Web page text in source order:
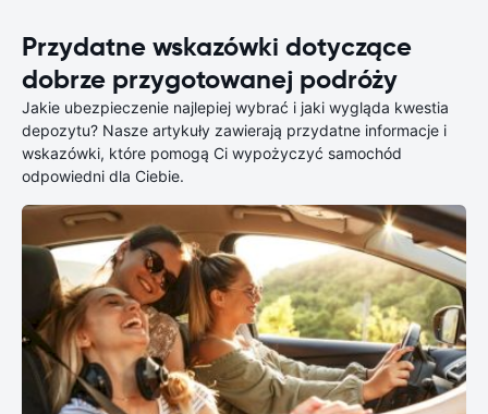
Przydatne wskazówki dotyczące
dobrze przygotowanej podróży
Jakie ubezpieczenie najlepiej wybrać i jaki wygląda kwestia
depozytu? Nasze artykuły zawierają przydatne informacje i
wskazówki, które pomogą Ci wypożyczyć samochód
odpowiedni dla Ciebie.